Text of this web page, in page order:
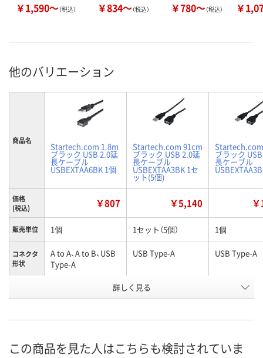
￥1,590～（税込） ￥834～（税込） ￥780～（税込） ￥
他のバリエーション
商品名
Startech.com 1.8m
ブラック USB 2.0延
長ケーブル
USBEXTAA6BK 1個
Startech.com 91cm
ブラック USB 2.0延
長ケーブル
USBEXTAA3BK 1セ
ット(5個)
ブラック
長ケーブル
価格
(税込)
￥807 ￥5,140
販売単位 1個 1セット（5個） 1個
コネクタ
形状
A to A、A to B、USB
Type-A
USB Type-A USB Type-A
0.9 m
J322002 HK27253 J322000
在庫 あり 入荷待ち 3点
詳しく見る
この商品を見た人はこちらも検討されていま